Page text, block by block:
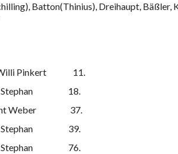
Batton(Thinius), Dreihaupt,
Pinkert 11.
Stephan 18.
Weber 37.
Stephan 39.
Stephan 76.